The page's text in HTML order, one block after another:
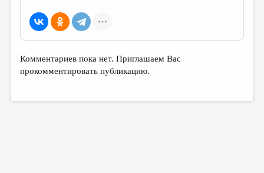
Комментариев пока нет. Приглашаем Вас
прокомментировать публикацию.